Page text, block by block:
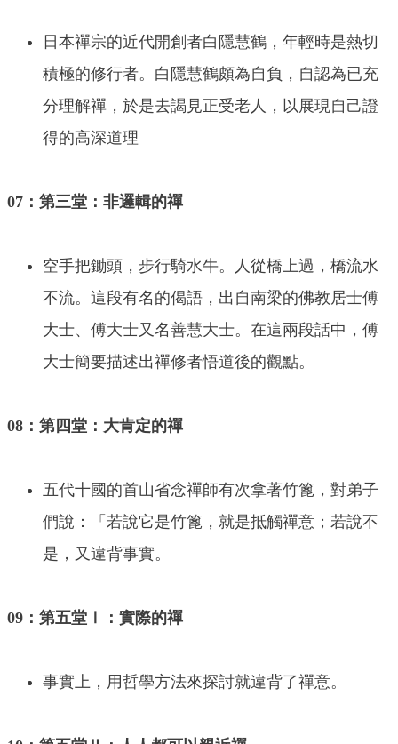
日本禪宗的近代開創者白隱慧鶴，年輕時是熱切
積極的修行者。白隱慧鶴頗為自負，自認為已充
分理解禪，於是去謁見正受老人，以展現自己證
得的高深道理
07：第三堂：非邏輯的禪
空手把鋤頭，步行騎水牛。人從橋上過，橋流水
不流。這段有名的偈語，出自南梁的佛教居士傅
大士、傅大士又名善慧大士。在這兩段話中，傅
大士簡要描述出禪修者悟道後的觀點。
08：第四堂：大肯定的禪
五代十國的首山省念禪師有次拿著竹篦，對弟子
們說：「若說它是竹篦，就是抵觸禪意；若說不
是，又違背事實。
09：第五堂Ⅰ：實際的禪
事實上，用哲學方法來探討就違背了禪意。